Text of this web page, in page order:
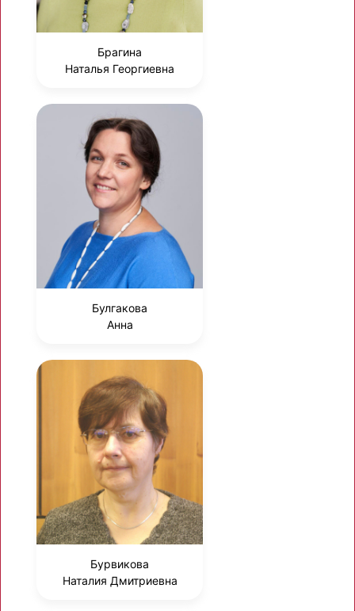
Брагина
Наталья Георгиевна
Булгакова
Анна
Бурвикова
Наталия Дмитриевна